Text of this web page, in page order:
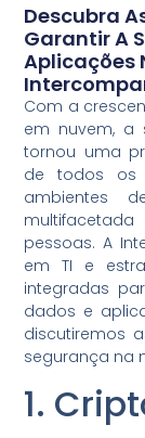
Descubra
Garantir A
Aplicações
Com a
em nuvem, a
tornou uma
de todos os
ambientes
pessoas. A
em TI e
integradas
dados e
discutiremos
segurança na
1.